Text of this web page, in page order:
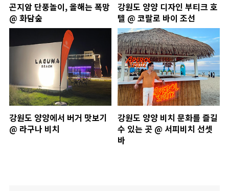
곤지암 단풍놀이, 올해는 폭망
@ 화담숲
강원도 양양 디자인 부티크 호
텔 @ 코랄로 바이 조선
강원도 양양에서 버거 맛보기
@ 라구나 비치
강원도 양양 비치 문화를 즐길
수 있는 곳 @ 서피비치 선셋
바